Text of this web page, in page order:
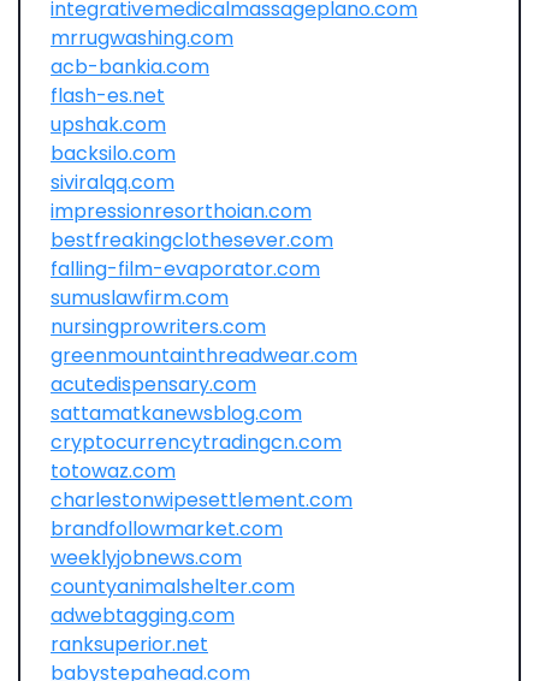
integrativemedicalmassageplano.com
mrrugwashing.com
acb-bankia.com
flash-es.net
upshak.com
backsilo.com
siviralqq.com
impressionresorthoian.com
bestfreakingclothesever.com
falling-film-evaporator.com
sumuslawfirm.com
nursingprowriters.com
greenmountainthreadwear.com
acutedispensary.com
sattamatkanewsblog.com
cryptocurrencytradingcn.com
totowaz.com
charlestonwipesettlement.com
brandfollowmarket.com
weeklyjobnews.com
countyanimalshelter.com
adwebtagging.com
ranksuperior.net
babystepahead.com